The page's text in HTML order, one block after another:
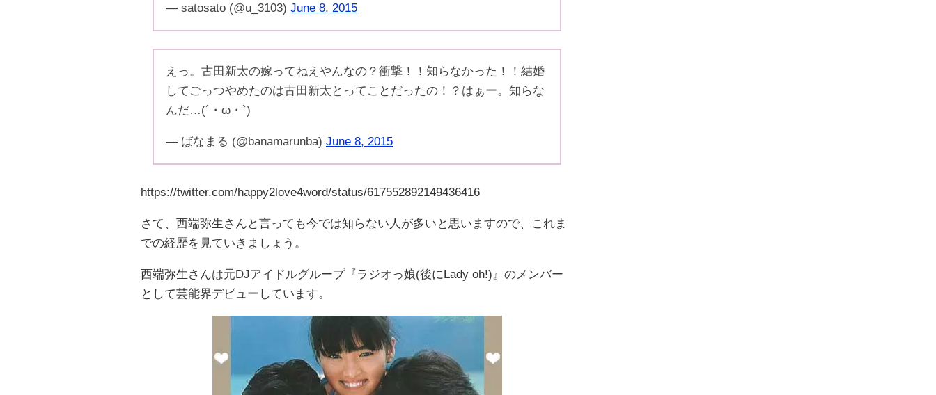
— satosato (@u_3103) June 8, 2015
えっ。古田新太の嫁ってねえやんなの？衝撃！！知らなかった！！結婚
してごっつやめたのは古田新太とってことだったの！？はぁー。知らな
んだ…(´・ω・`)
— ばなまる (@banamarunba) June 8, 2015
https://twitter.com/happy2love4word/status/617552892149436416
さて、西端弥生さんと言っても今では知らない人が多いと思いますので、これま
での経歴を見ていきましょう。
西端弥生さんは元DJアイドルグループ『ラジオっ娘(後にLady oh!)』のメンバー
として芸能界デビューしています。